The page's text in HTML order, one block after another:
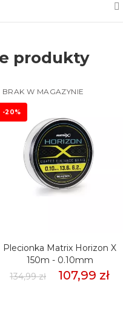
produkty
BRAK W MAGAZYNIE
-20%
Plecionka Matrix Horizon X
150m - 0.10mm
134,99 zł
107,99 zł